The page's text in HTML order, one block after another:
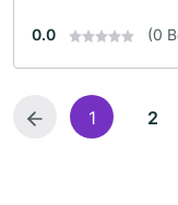
0.0 (0
1 2